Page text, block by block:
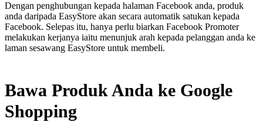
Dengan penghubungan kepada halaman Facebook anda, produk
anda daripada EasyStore akan secara automatik satukan kepada
Facebook. Selepas itu, hanya perlu biarkan Facebook Promoter
melakukan kerjanya iaitu menunjuk arah kepada pelanggan anda ke
laman sesawang EasyStore untuk membeli.
Bawa Produk Anda ke Google
Shopping